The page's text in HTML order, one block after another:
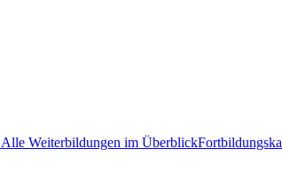
Alle Weiterbildungen im Überblick